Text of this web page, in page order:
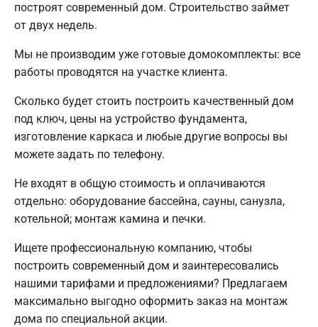
построят современный дом. Строительство займет
от двух недель.
Мы не производим уже готовые домокомплекты: все
работы проводятся на участке клиента.
Сколько будет стоить построить качественный дом
под ключ, цены на устройство фундамента,
изготовление каркаса и любые другие вопросы вы
можете задать по телефону.
Не входят в общую стоимость и оплачиваются
отдельно: оборудование бассейна, сауны, санузла,
котельной; монтаж камина и печки.
Ищете профессиональную компанию, чтобы
построить современный дом и заинтересовались
нашими тарифами и предложениями? Предлагаем
максимально выгодно оформить заказ на монтаж
дома по специальной акции.